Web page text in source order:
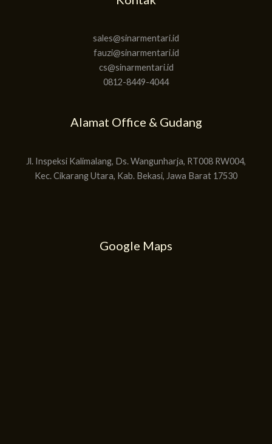
sales@sinarmentari.id
fauzi@sinarmentari.id
cs@sinarmentari.id
0812-8449-4044
Alamat Office & Gudang
Jl. Inspeksi Kalimalang, Ds. Wangunharja, RT008 RW004,
Kec. Cikarang Utara, Kab. Bekasi, Jawa Barat 17530
Google Maps